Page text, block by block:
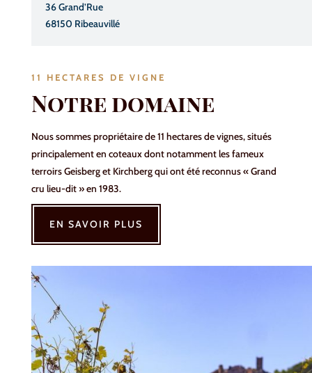
36 Grand’Rue
68150 Ribeauvillé
11 HECTARES DE VIGNE
Notre domaine
Nous sommes propriétaire de 11 hectares de vignes, situés
principalement en coteaux dont notamment les fameux
terroirs Geisberg et Kirchberg qui ont été reconnus « Grand
cru lieu-dit » en 1983.
EN SAVOIR PLUS